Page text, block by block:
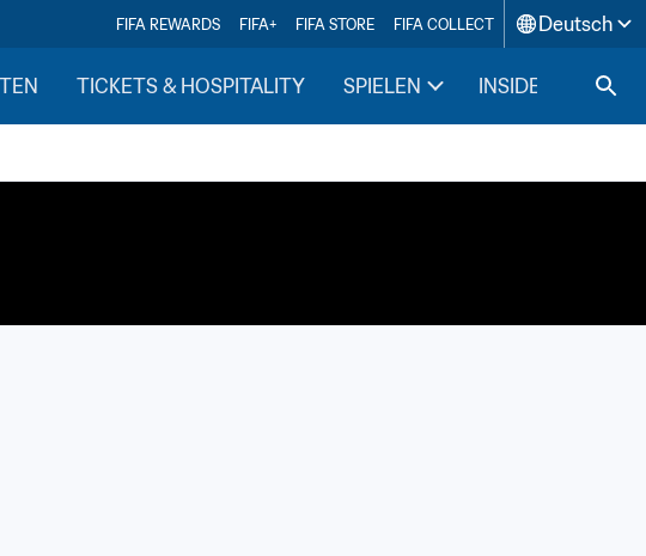
FIFA REWARDS FIFA+ FIFA STORE FIFA COLLECT Deutsch
TICKETS & HOSPITALITY SPIELEN INSIDE FIFA